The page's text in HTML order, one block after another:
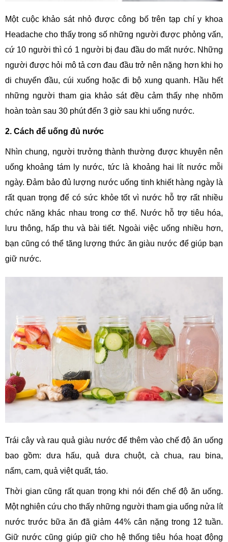
Một cuộc khảo sát nhỏ được công bố trên tạp chí y khoa
Headache cho thấy trong số những người được phỏng vấn,
cứ 10 người thì có 1 người bị đau đầu do mất nước. Những
người được hỏi mô tả cơn đau đầu trở nên nặng hơn khi họ
di chuyển đầu, cúi xuống hoặc đi bộ xung quanh. Hầu hết
những người tham gia khảo sát đều cảm thấy nhẹ nhõm
hoàn toàn sau 30 phút đến 3 giờ sau khi uống nước.
2. Cách để uống đủ nước
Nhìn chung, người trưởng thành thường được khuyên nên
uống khoảng tám ly nước, tức là khoảng hai lít nước mỗi
ngày. Đảm bảo đủ lượng nước uống tinh khiết hàng ngày là
rất quan trọng để có sức khỏe tốt vì nước hỗ trợ rất nhiều
chức năng khác nhau trong cơ thể. Nước hỗ trợ tiêu hóa,
lưu thông, hấp thu và bài tiết. Ngoài việc uống nhiều hơn,
bạn cũng có thể tăng lượng thức ăn giàu nước để giúp bạn
giữ nước.
Trái cây và rau quả giàu nước để thêm vào chế độ ăn uống
bao gồm: dưa hấu, quả dưa chuột, cà chua, rau bina,
nấm, cam, quả việt quất, táo.
Thời gian cũng rất quan trọng khi nói đến chế độ ăn uống.
Một nghiên cứu cho thấy những người tham gia uống nửa lít
nước trước bữa ăn đã giảm 44% cân nặng trong 12 tuần.
Giữ nước cũng giúp giữ cho hệ thống tiêu hóa hoạt động